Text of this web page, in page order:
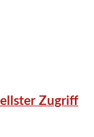
Zugriff